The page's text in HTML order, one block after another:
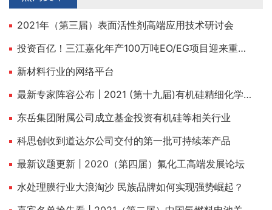
2021年（第三届）表面活性剂高端应用技术研讨会
投资百亿！三江嘉化年产100万吨EO/EG项目迎来重大建设节点！
新材料行业的网络平台
最新专家阵容公布 | 2021 (第十九届)有机硅精细化学品技术交流会
东岳集团附属公司成立基金投资有机硅等相关行业
科思创收到道达尔公司交付的第一批可持续苯产品
最新议题更新 | 2020（第四届）氟化工高端发展论坛
水处理膜行业大浪淘沙 民族品牌如何实现强势崛起？